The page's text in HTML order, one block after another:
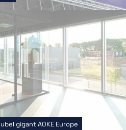
gigant AOKE Europe